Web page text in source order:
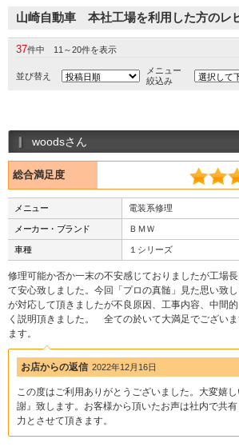
山崎自動車 本社工場を利用した方のレ
37件中 11～20件を表示
並び替え
メニュー
絞込み
woodsさん
総合満足度
メニュー 電装系修理
メーカー・ブランド ＢＭＷ
車種 １シリーズ
修理可能か否か一末の不安感じておりましたが工場
て安心致しました。今回「プロの真髄」見た思い致
が対応して頂きましたが不良原因、工事内容、中間
く説明頂きました。 全ての於いて大満足でござい
ます。
お店からの返信 2022年12月16日
この度はご利用ありがとうございました。大変嬉
謝』致します。お客様から頂いたお声は社内で共
力とさせて頂きます。